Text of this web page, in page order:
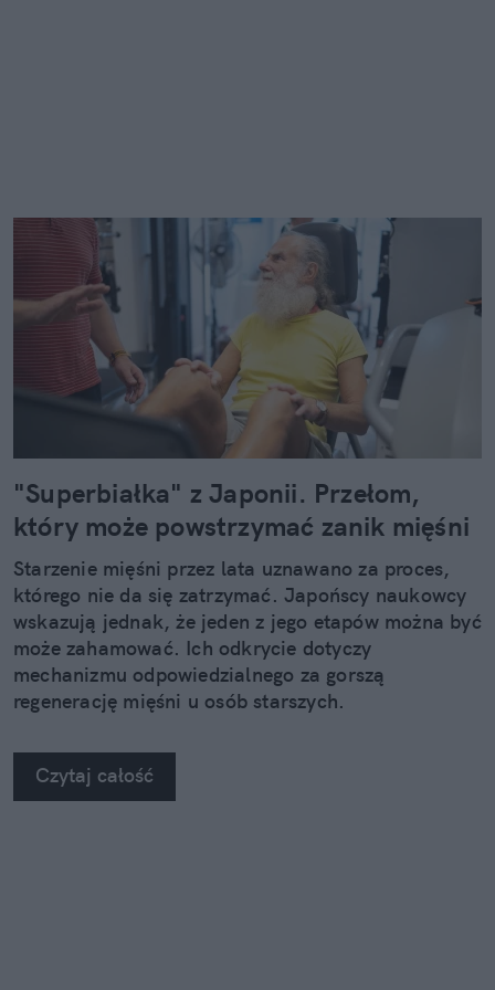
"Superbiałka" z Japonii. Przełom,
który może powstrzymać zanik mięśni
Starzenie mięśni przez lata uznawano za proces,
którego nie da się zatrzymać. Japońscy naukowcy
wskazują jednak, że jeden z jego etapów można być
może zahamować. Ich odkrycie dotyczy
mechanizmu odpowiedzialnego za gorszą
regenerację mięśni u osób starszych.
Czytaj całość